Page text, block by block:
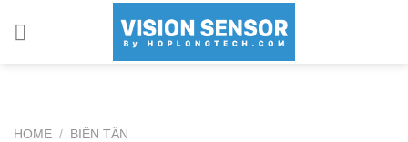
HOME / BIẾN TẦN